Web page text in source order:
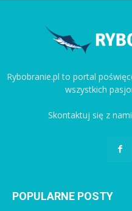
Rybobranie.pl to portal
wszystkich
Skontaktuj się z
POPULARNE POSTY